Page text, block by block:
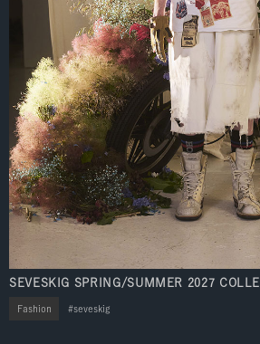
SEVESKIG SPRING/SUMMER 2027
Fashion seveskig